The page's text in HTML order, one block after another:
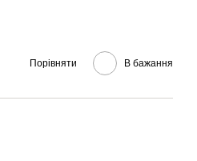
Порівняти В бажання